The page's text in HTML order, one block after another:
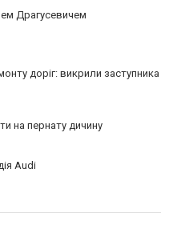
Драгусевичем
доріг: викрили заступника
на пернату дичину
Audi